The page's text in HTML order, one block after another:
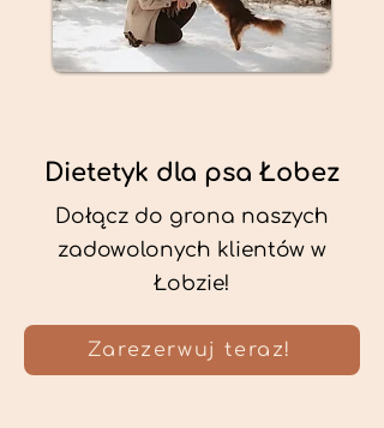
Dietetyk dla psa Łobez
Dołącz do grona naszych
zadowolonych klientów w
Łobzie!
Zarezerwuj teraz!